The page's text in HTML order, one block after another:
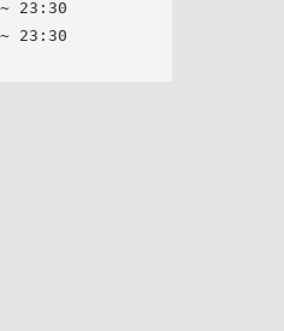
~ 23 : 30
~ 23 : 30